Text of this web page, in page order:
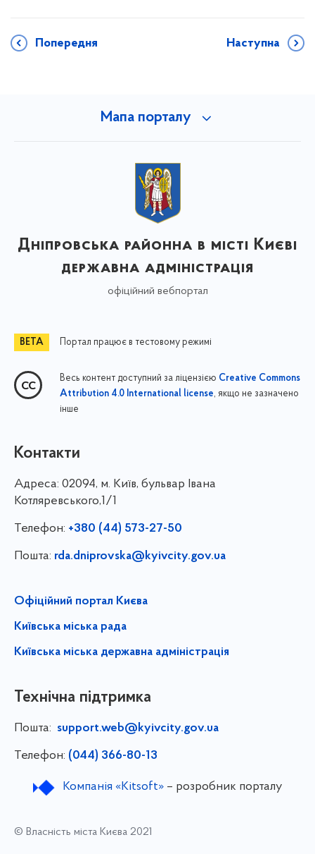
Попередня Наступна
Мапа порталу
Дніпровська районна в місті Києві
державна адміністрація
офіційний вебпортал
Портал працює в тестовому режимі
Весь контент доступний за ліцензією Creative Commons
Attribution 4.0 International license, якщо не зазначено
інше
Контакти
Адреса: 02094, м. Київ, бульвар Івана
Котляревського,1/1
Телефон: +380 (44) 573-27-50
Пошта: rda.dniprovska@kyivcity.gov.ua
Офіційний портал Києва
Київська міська рада
Київська міська державна адміністрація
Технічна підтримка
Пошта: support.web@kyivcity.gov.ua
Телефон: (044) 366-80-13
Компанія «Kitsoft»– розробник порталу
© Власність міста Києва 2021